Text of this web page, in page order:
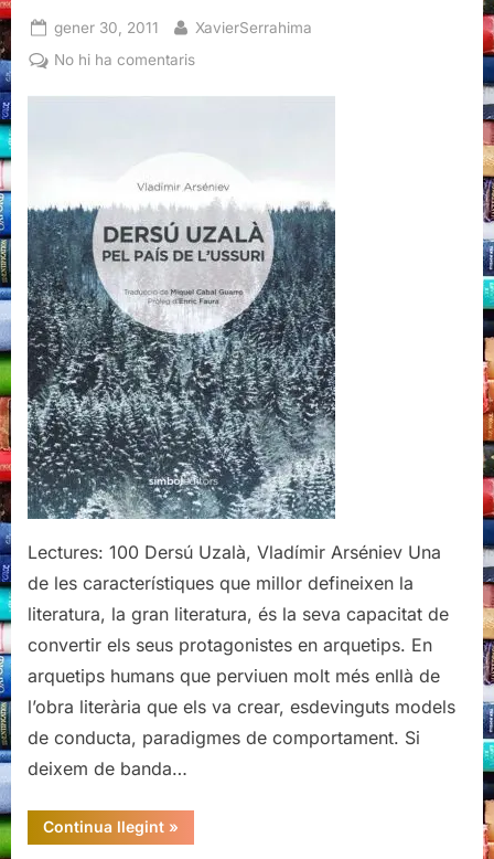
Posted
on
gener 30, 2011 By
XavierSerrahima
No hi ha comentarisa
Lectures: 100 Dersú Uzalà, Vladímir Arséniev Una
de les característiques que millor defineixen la
literatura, la gran literatura, és la seva capacitat de
convertir els seus protagonistes en arquetips. En
arquetips humans que perviuen molt més enllà de
l’obra literària que els va crear, esdevinguts models
de conducta, paradigmes de comportament. Si
deixem de banda…
Continua llegint“Dersú
Uzalà,
»